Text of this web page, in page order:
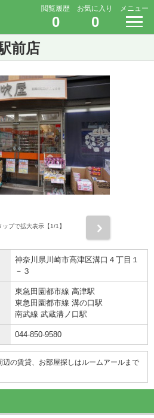
閲覧履歴
0
お気に入り
0
メニュー
前店
ップで拡大表示【1/1】
神奈川県川崎市高津区溝口４丁目１
－３
東急田園都市線 高津駅
東急田園都市線 溝の口駅
南武線 武蔵溝ノ口駅
044-850-9580
辺の賃貸、お部屋探しは ルームアールまで